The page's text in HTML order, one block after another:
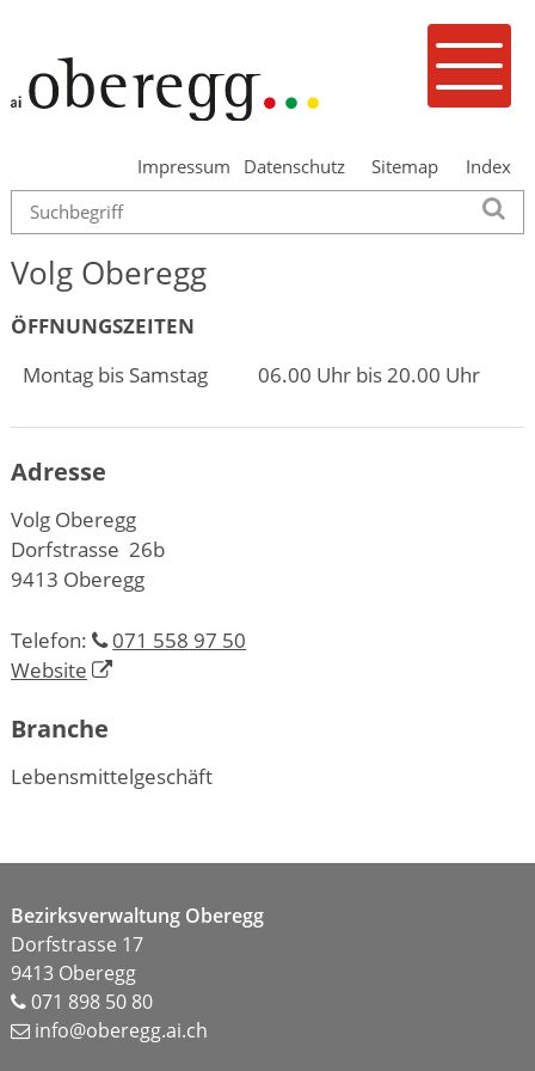
Index
Sitemap
Datenschutz
Impressum
Suche
Menu
Volg Oberegg
ÖFFNUNGSZEITEN
Montag bis Samstag
06.00 Uhr bis 20.00 Uhr
Adresse
Volg Oberegg
Dorfstrasse 26b
9413 Oberegg
Telefon:
071 558 97 50
Website
Branche
Lebensmittelgeschäft
Footer
Bezirksverwaltung Oberegg
Dorfstrasse 17
9413 Oberegg
071 898 50 80
info@oberegg.ai.ch